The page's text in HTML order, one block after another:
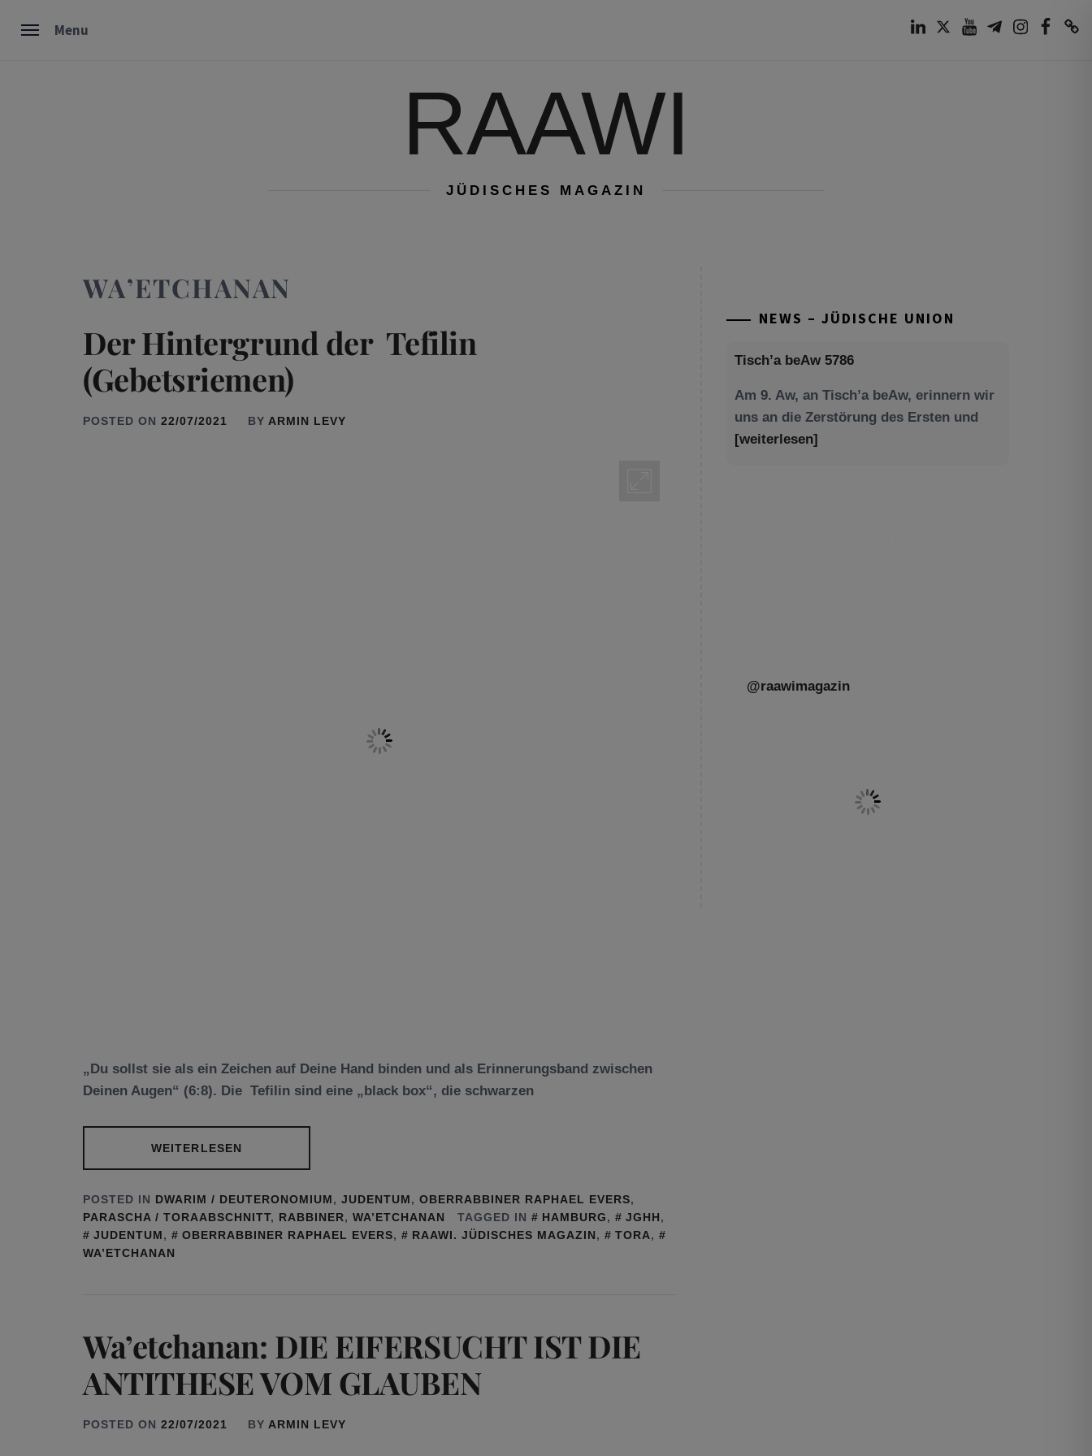
Menu
RAAWI
JÜDISCHES MAGAZIN
WA’ETCHANAN
Der Hintergrund der Tefilin
(Gebetsriemen)
POSTED ON 22/07/2021 BY ARMIN LEVY
„Du sollst sie als ein Zeichen auf Deine Hand binden und als Erinnerungsband zwischen
Deinen Augen“ (6:8). Die Tefilin sind eine „black box“, die schwarzen
WEITERLESEN
POSTED IN DWARIM / DEUTERONOMIUM, JUDENTUM, OBERRABBINER RAPHAEL EVERS,
PARASCHA / TORAABSCHNITT, RABBINER, WA’ETCHANAN TAGGED IN HAMBURG, JGHH,
JUDENTUM, OBERRABBINER RAPHAEL EVERS, RAAWI. JÜDISCHES MAGAZIN, TORA,
WA’ETCHANAN
Wa’etchanan: DIE EIFERSUCHT IST DIE
ANTITHESE VOM GLAUBEN
POSTED ON 22/07/2021 BY ARMIN LEVY
NEWS – JÜDISCHE UNION
Tisch’a beAw 5786
Am 9. Aw, an Tisch’a beAw, erinnern wir
uns an die Zerstörung des Ersten und
[weiterlesen]
@raawimagazin